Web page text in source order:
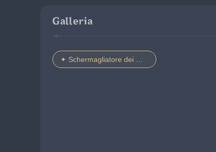
Galleria